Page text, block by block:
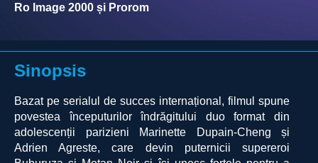
Ro Image 2000 și Prorom
Sinopsis
Bazat pe serialul de succes internațional, filmul spune
povestea începuturilor îndrăgitului duo format din
adolescenții parizieni Marinette Dupain-Cheng și
Adrien Agreste, care devin puternicii supereroi